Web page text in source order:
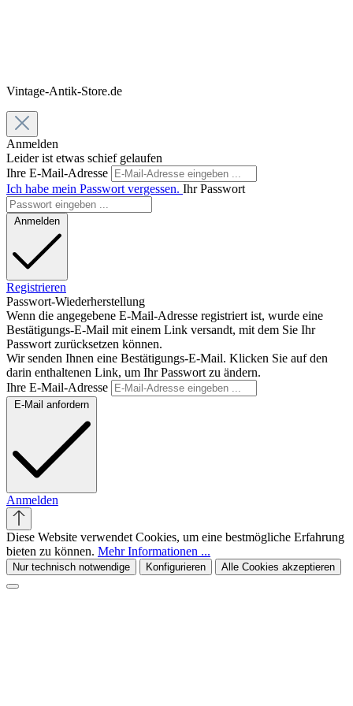
Vintage-Antik-Store.de
Anmelden
Leider ist etwas schief gelaufen
Ihre E-Mail-Adresse
Ich habe mein Passwort vergessen. Ihr Passwort
Anmelden
Registrieren
Passwort-Wiederherstellung
Wenn die angegebene E-Mail-Adresse registriert ist, wurde eine
Bestätigungs-E-Mail mit einem Link versandt, mit dem Sie Ihr
Passwort zurücksetzen können.
Wir senden Ihnen eine Bestätigungs-E-Mail. Klicken Sie auf den
darin enthaltenen Link, um Ihr Passwort zu ändern.
Ihre E-Mail-Adresse
E-Mail anfordern
Anmelden
Diese Website verwendet Cookies, um eine bestmögliche Erfahrung
bieten zu können. Mehr Informationen ...
Nur technisch notwendige Konfigurieren Alle Cookies akzeptieren